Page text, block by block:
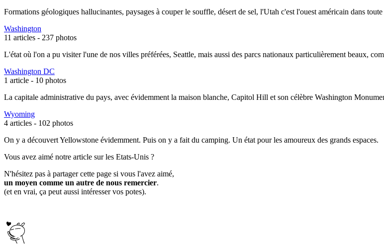
Formations géologiques hallucinantes, paysages à couper le souffle, désert de sel, l'Utah c'est l'ouest américain dans
Washington
11 articles - 237 photos
L'état où l'on a pu visiter l'une de nos villes préférées, Seattle, mais aussi des parcs nationaux particulièrement beaux,
Washington DC
1 article - 10 photos
La capitale administrative du pays, avec évidemment la maison blanche, Capitol Hill et son célèbre Washington
Wyoming
4 articles - 102 photos
On y a découvert Yellowstone évidemment. Puis on y a fait du camping. Un état pour les amoureux des grands espaces.
Vous avez aimé notre article sur les Etats-Unis ?
N'hésitez pas à partager cette page si vous l'avez aimé,
un moyen comme un autre de nous remercier.
(et en vrai, ça peut aussi intéresser vos potes).